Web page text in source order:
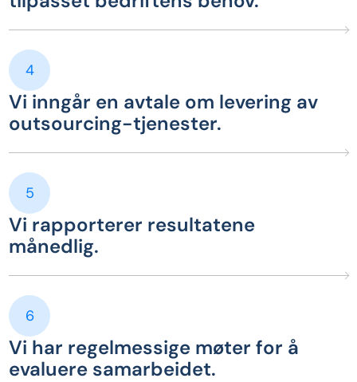
4
Vi inngår en avtale om levering av
outsourcing-tjenester.
5
Vi rapporterer resultatene
månedlig.
6
Vi har regelmessige møter for å
evaluere samarbeidet.